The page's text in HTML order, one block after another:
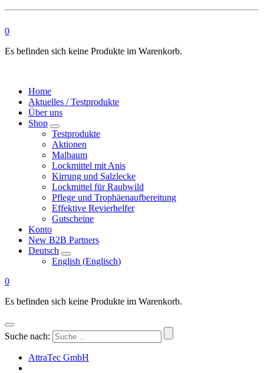
0
Es befinden sich keine Produkte im Warenkorb.
Home
Aktuelles / Testprodukte
Über uns
Shop
Testprodukte
Aktionen
Malbaum
Lockmittel mit Anis
Kirrung und Salzlecke
Lockmittel für Raubwild
Pflege und Trophäenaufbereitung
Effektive Revierhelfer
Gutscheine
Konto
New B2B Partners
Deutsch
English (Englisch)
0
Es befinden sich keine Produkte im Warenkorb.
Suche nach:
AttraTec GmbH